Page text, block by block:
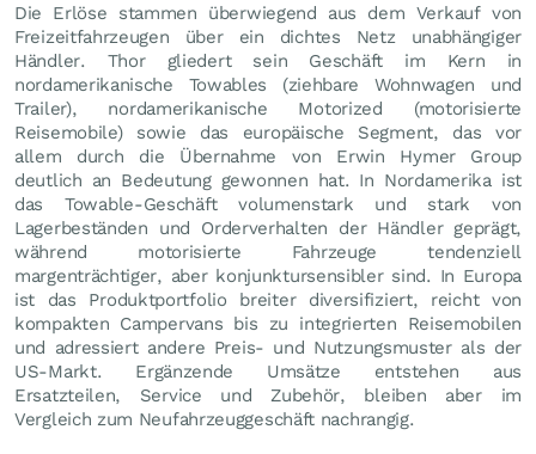
Die Erlöse stammen überwiegend aus dem Verkauf von
Freizeitfahrzeugen über ein dichtes Netz unabhängiger
Händler. Thor gliedert sein Geschäft im Kern in
nordamerikanische Towables (ziehbare Wohnwagen und
Trailer), nordamerikanische Motorized (motorisierte
Reisemobile) sowie das europäische Segment, das vor
allem durch die Übernahme von Erwin Hymer Group
deutlich an Bedeutung gewonnen hat. In Nordamerika ist
das Towable-Geschäft volumenstark und stark von
Lagerbeständen und Orderverhalten der Händler geprägt,
während motorisierte Fahrzeuge tendenziell
margenträchtiger, aber konjunktursensibler sind. In Europa
ist das Produktportfolio breiter diversifiziert, reicht von
kompakten Campervans bis zu integrierten Reisemobilen
und adressiert andere Preis- und Nutzungsmuster als der
US-Markt. Ergänzende Umsätze entstehen aus
Ersatzteilen, Service und Zubehör, bleiben aber im
Vergleich zum Neufahrzeuggeschäft nachrangig.